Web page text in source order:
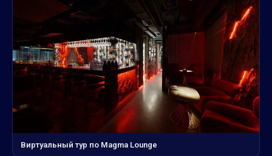
Виртуальный тур по Magma Lounge